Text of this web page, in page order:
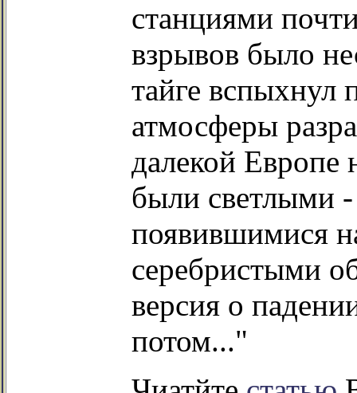
станциями
взрывов было
тайге вспыхнул
атмосферы
далекой Европе
были светлыми
появившимися
серебристыми
версия о
потом..."